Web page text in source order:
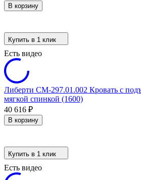
В корзину
Купить в 1 клик
Есть видео
Либерти СМ-297.01.002 Кровать с
мягкой спинкой (1600)
40 616 ₽
В корзину
Купить в 1 клик
Есть видео